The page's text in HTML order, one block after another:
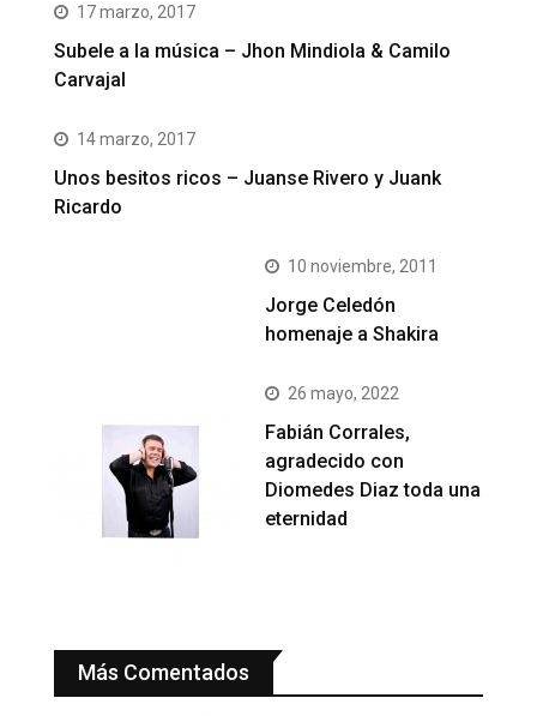
17 marzo, 2017
Subele a la música – Jhon Mindiola & Camilo
Carvajal
14 marzo, 2017
Unos besitos ricos – Juanse Rivero y Juank
Ricardo
10 noviembre, 2011
Jorge Celedón
homenaje a Shakira
26 mayo, 2022
Fabián Corrales,
agradecido con
Diomedes Diaz toda una
eternidad
Más Comentados